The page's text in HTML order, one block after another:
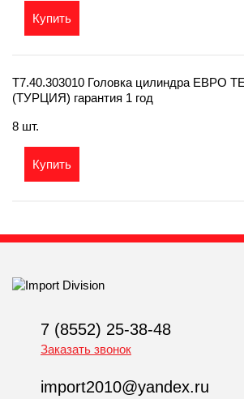
Купить
T7.40.303010 Головка цилиндра ЕВРО
(ТУРЦИЯ) гарантия 1 год
8 шт.
Купить
7 (8552) 25-38-48
Заказать звонок
import2010@yandex.ru